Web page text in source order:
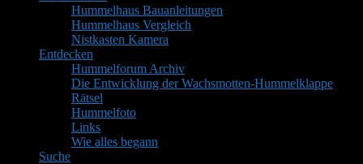
Hummelhaus Bauanleitungen
Hummelhaus Vergleich
Nistkasten Kamera
Entdecken
Hummelforum Archiv
Die Entwicklung der Wachsmotten-Hummelklappe
Rätsel
Hummelfoto
Links
Wie alles begann
Suche